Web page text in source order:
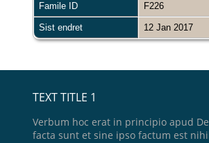
Famile ID F226
Sist endret 12 Jan 2017
TEXT TITLE 1
Verbum hoc erat in principio apud
facta sunt et sine ipso factum est